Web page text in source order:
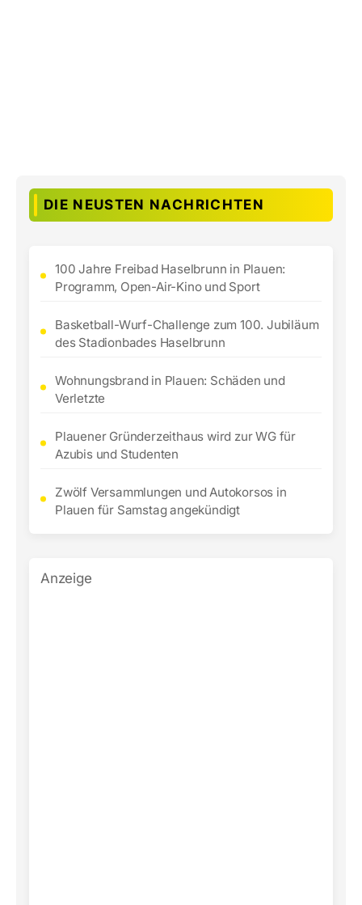
DIE NEUSTEN NACHRICHTEN
100 Jahre Freibad Haselbrunn in Plauen:
Programm, Open-Air-Kino und Sport
Basketball-Wurf-Challenge zum 100. Jubiläum
des Stadionbades Haselbrunn
Wohnungsbrand in Plauen: Schäden und
Verletzte
Plauener Gründerzeithaus wird zur WG für
Azubis und Studenten
Zwölf Versammlungen und Autokorsos in
Plauen für Samstag angekündigt
Anzeige